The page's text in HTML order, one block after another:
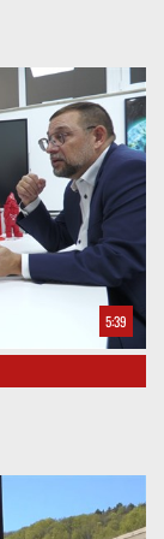
5:39